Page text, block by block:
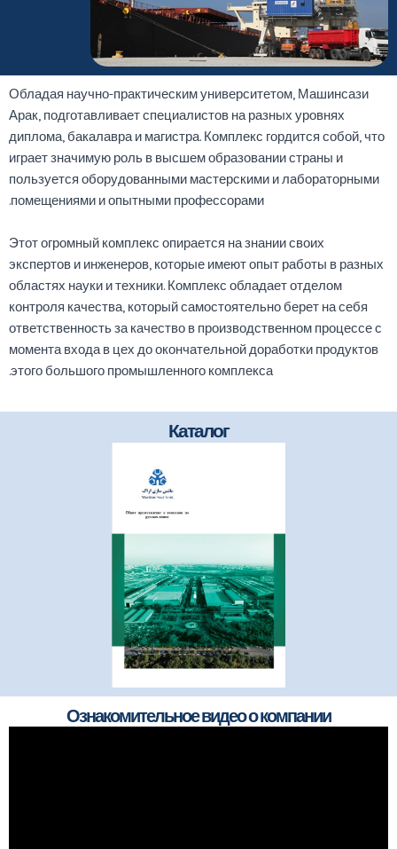
Обладая научно-практическим университетом, Машинсази
Арак, подготавливает специалистов на разных уровнях
диплома, бакалавра и магистра. Комплекс гордится собой, что
играет значимую роль в высшем образовании страны и
пользуется оборудованными мастерскими и лабораторными
помещениями и опытными профессорами.
Этот огромный комплекс опирается на знании своих
экспертов и инженеров, которые имеют опыт работы в разных
областях науки и техники. Комплекс обладает отделом
контроля качества, который самостоятельно берет на себя
ответственность за качество в производственном процессе с
момента входа в цех до окончательной доработки продуктов
этого большого промышленного комплекса.
Каталог
Ознакомительное видео о компании